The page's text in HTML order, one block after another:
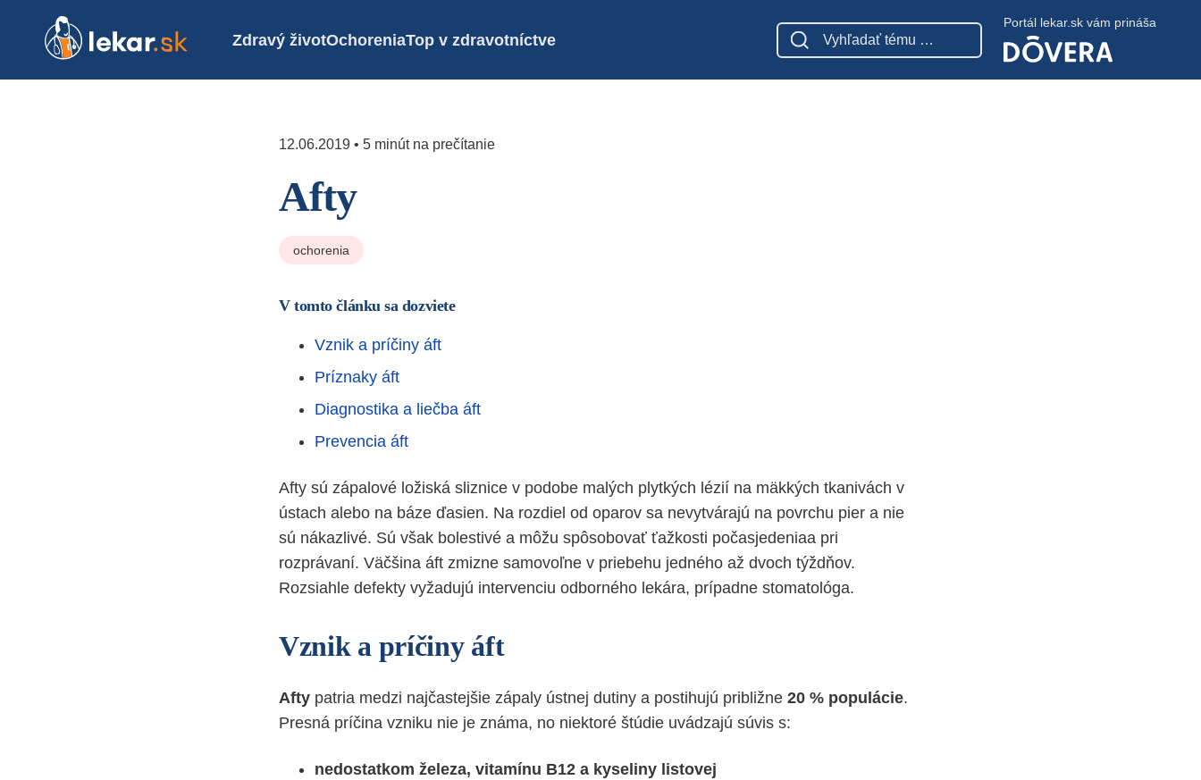
Zdravý životOchoreniaTop v zdravotníctve
Portál lekar.sk vám prináša
12.06.2019 • 5 minút na prečítanie
Afty
ochorenia
V tomto článku sa dozviete
Vznik a príčiny áft
Príznaky áft
Diagnostika a liečba áft
Prevencia áft
Afty sú zápalové ložiská sliznice v podobe malých plytkých lézií na mäkkých tkanivách v
ústach alebo na báze ďasien. Na rozdiel od oparov sa nevytvárajú na povrchu pier a nie
sú nákazlivé. Sú však bolestivé a môžu spôsobovať ťažkosti počasjedeniaa pri
rozprávaní. Väčšina áft zmizne samovoľne v priebehu jedného až dvoch týždňov.
Rozsiahle defekty vyžadujú intervenciu odborného lekára, prípadne stomatológa.
Vznik a príčiny áft
Afty patria medzi najčastejšie zápaly ústnej dutiny a postihujú približne 20 % populácie.
Presná príčina vzniku nie je známa, no niektoré štúdie uvádzajú súvis s:
nedostatkom železa, vitamínu B12 a kyseliny listovej